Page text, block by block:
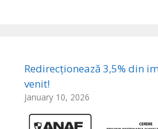
Redirecționează 3,5% din
venit!
January 10, 2026